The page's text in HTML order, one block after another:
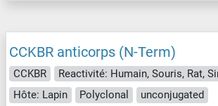
CCKBR anticorps (N-Term)
CCKBR Reactivité: Humain, Souris, Rat,
Hôte: Lapin
Polyclonal unconjugated